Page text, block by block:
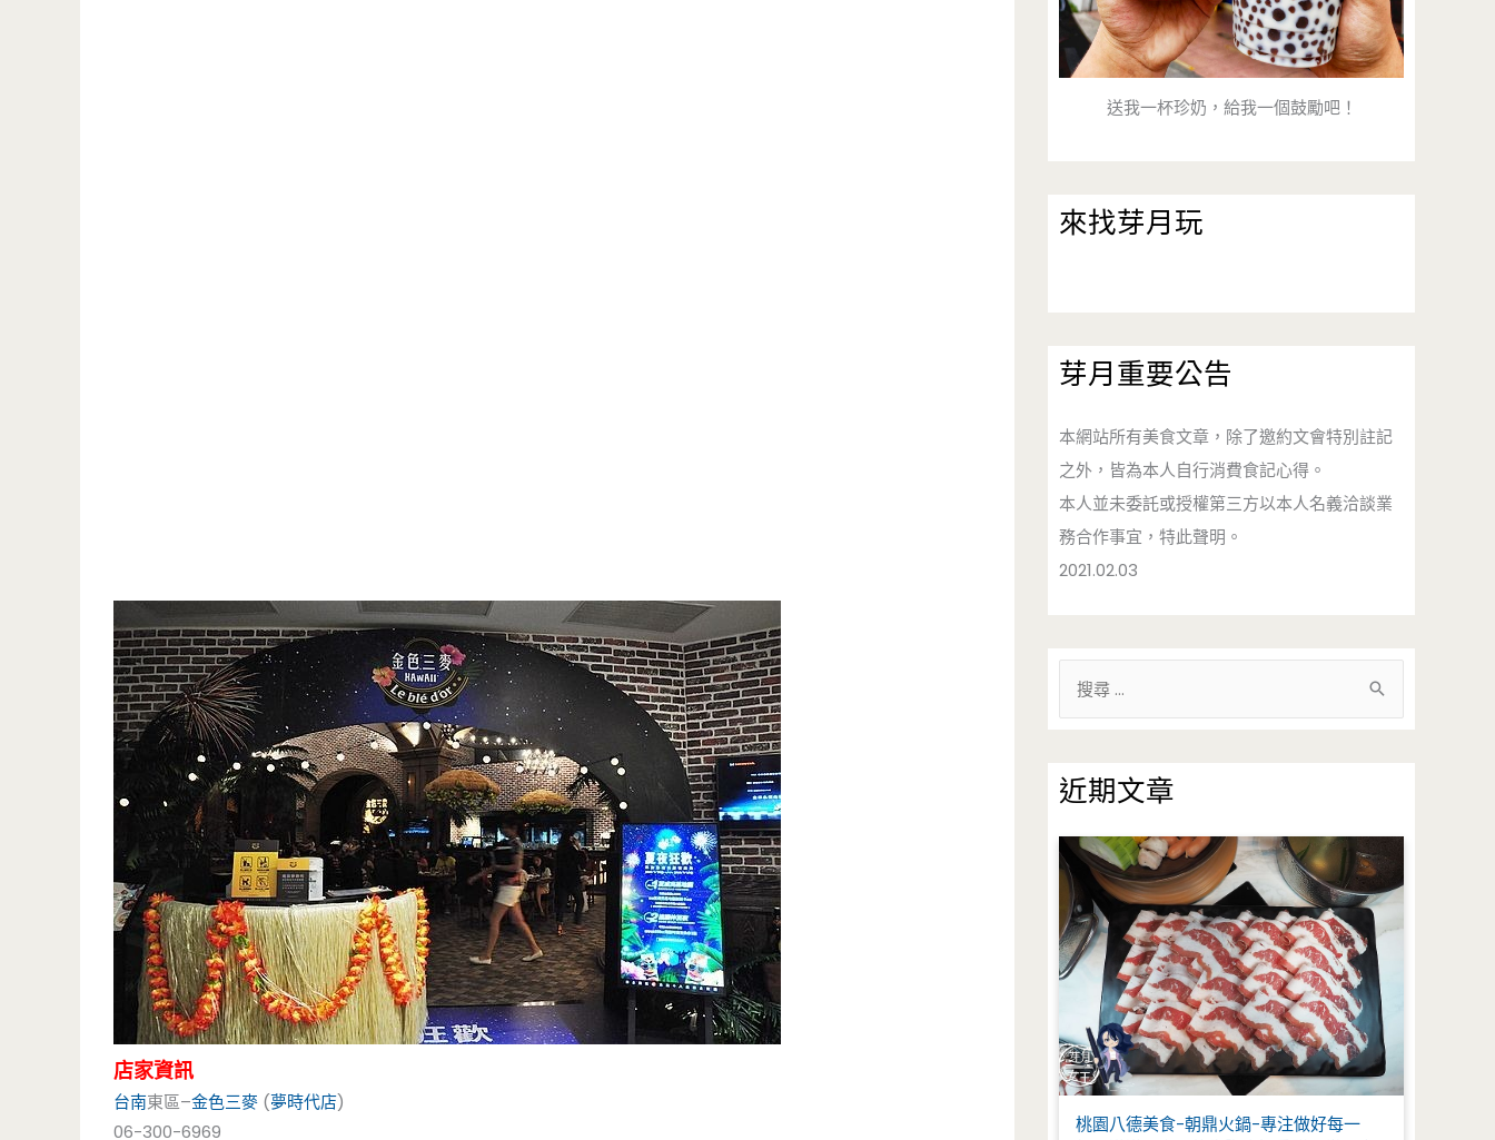
店家資訊
台南東區–金色三麥 (夢時代店)
06-300-6969
送我一杯珍奶，給我一個鼓勵吧！
來找芽月玩
芽月重要公告
本網站所有美食文章，除了邀約文會特別註記
之外，皆為本人自行消費食記心得。
本人並未委託或授權第三方以本人名義洽談業
務合作事宜，特此聲明。
2021.02.03
鍵
字
:
近期文章
桃園八德美食-朝鼎火鍋-專注做好每一